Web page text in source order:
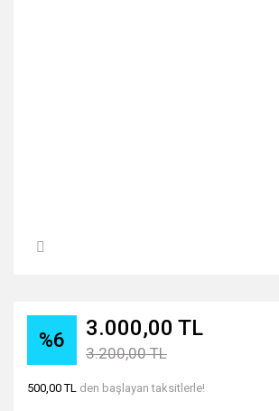
%6 3.000,00 TL
3.200,00 TL
500,00 TL den başlayan taksitlerle!